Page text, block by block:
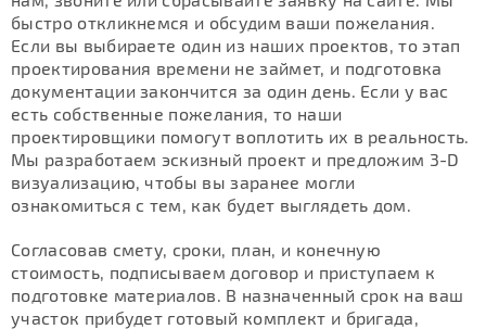
быстро откликнемся и обсудим ваши пожелания.
Если вы выбираете один из наших проектов, то этап
проектирования времени не займет, и подготовка
документации закончится за один день. Если у вас
есть собственные пожелания, то наши
проектировщики помогут воплотить их в реальность.
Мы разработаем эскизный проект и предложим 3-D
визуализацию, чтобы вы заранее могли
ознакомиться с тем, как будет выглядеть дом.
Согласовав смету, сроки, план, и конечную
стоимость, подписываем договор и приступаем к
подготовке материалов. В назначенный срок на ваш
участок прибудет готовый комплект и бригада,